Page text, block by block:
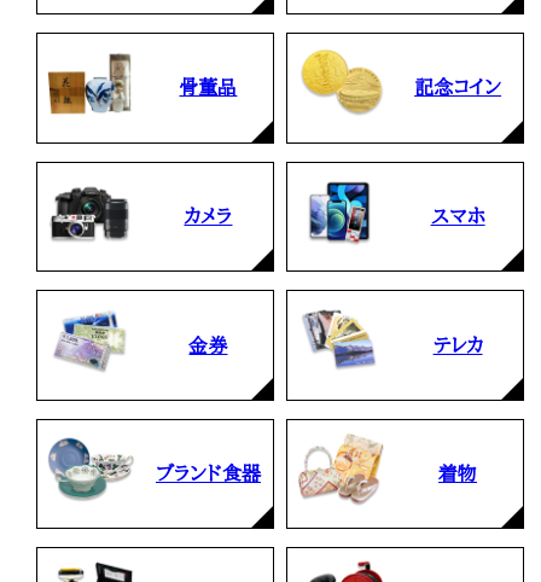
骨董品 記念コイン
カメラ スマホ
金券 テレカ
ブランド食器 着物